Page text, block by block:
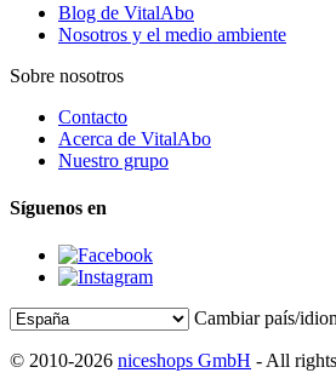
Blog de VitalAbo
Nosotros y el medio ambiente
Sobre nosotros
Contacto
Acerca de VitalAbo
Nuestro grupo
Síguenos en
Cambiar país/
© 2010-2026 niceshops GmbH - All